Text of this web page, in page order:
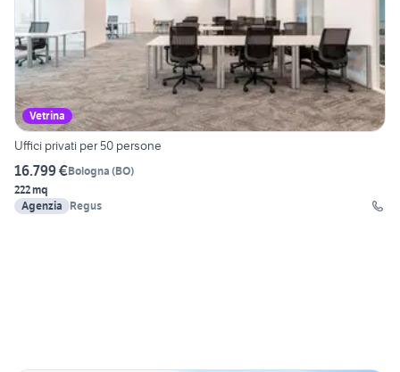
Vetrina
Uffici privati per 50 persone
16.799 €Bologna (BO)
222 mq
Agenzia
Regus